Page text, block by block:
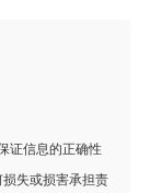
证信息的正确性
失或损害承担责